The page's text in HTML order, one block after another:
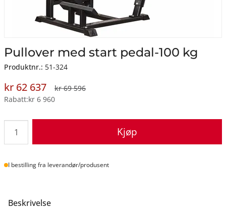
Pullover med start pedal-100 kg
Produktnr.: 51-324
kr 62 637
kr 69 596
Rabatt kr 6 960
Kjøp
Lager
I bestilling fra leverandør/produsent
Beskrivelse